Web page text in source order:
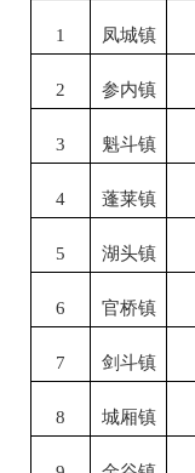
1 凤城镇
2 参内镇
3 魁斗镇
4 蓬莱镇
5 湖头镇
6 官桥镇
7 剑斗镇
8 城厢镇